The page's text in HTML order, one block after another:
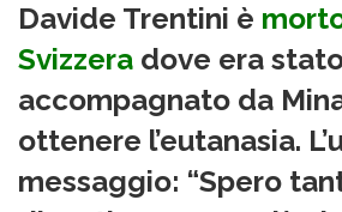
Davide Trentini è
Svizzera dove era
accompagnato da
ottenere l’eutanasia.
messaggio: “Spero